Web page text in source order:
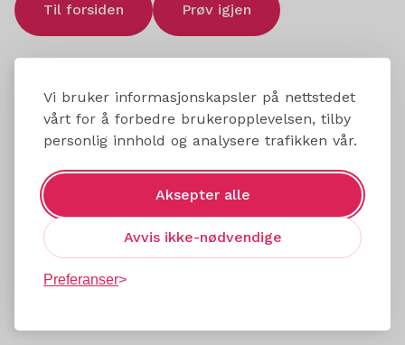
Vi bruker informasjonskapsler på nettstedet
vårt for å forbedre brukeropplevelsen, tilby
personlig innhold og analysere trafikken vår.
Aksepter alle
Avvis ikke-nødvendige
Preferanser
Til forsiden Prøv igjen